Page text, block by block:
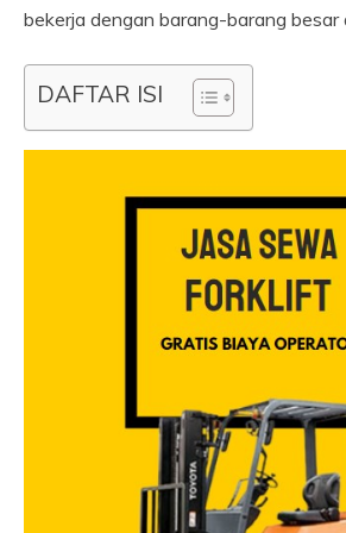
bekerja dengan barang-barang besar
DAFTAR ISI